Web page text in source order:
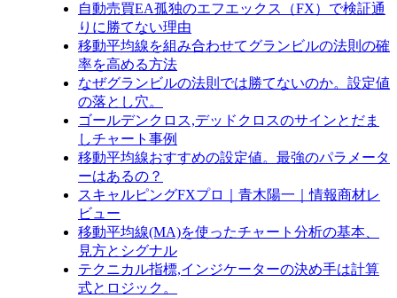
自動売買EA孤独のエフエックス（FX）で検証通
りに勝てない理由
移動平均線を組み合わせてグランビルの法則の確
率を高める方法
なぜグランビルの法則では勝てないのか。設定値
の落とし穴。
ゴールデンクロス,デッドクロスのサインとだま
しチャート事例
移動平均線おすすめの設定値。最強のパラメータ
ーはあるの？
スキャルピングFXプロ｜青木陽一｜情報商材レ
ビュー
移動平均線(MA)を使ったチャート分析の基本、
見方とシグナル
テクニカル指標,インジケーターの決め手は計算
式とロジック。